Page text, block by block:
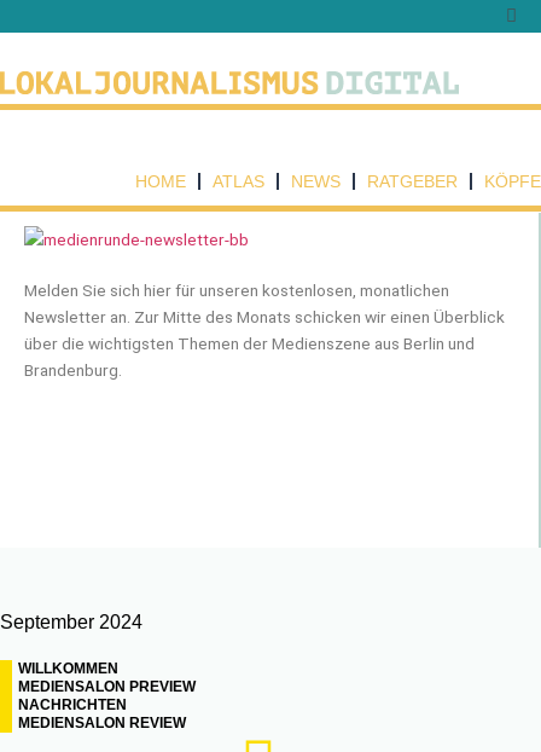
Inhalt
HOME ATLAS NEWS RATGEBER KÖPFE
Melden Sie sich hier für unseren kostenlosen, monatlichen
Newsletter an. Zur Mitte des Monats schicken wir einen Überblick
über die wichtigsten Themen der Medienszene aus Berlin und
Brandenburg.
September 2024
WILLKOMMEN
MEDIENSALON PREVIEW
NACHRICHTEN
MEDIENSALON REVIEW